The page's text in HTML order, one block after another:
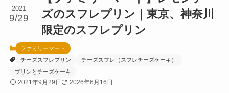
ズのスフレプリン｜東京、神奈川
限定のスフレプリン
2021
9/29
ファミリーマート
チーズスフレプリン
チーズスフレ（スフレチーズケーキ）
プリンとチーズケーキ
2021年9月29日 2026年6月16日